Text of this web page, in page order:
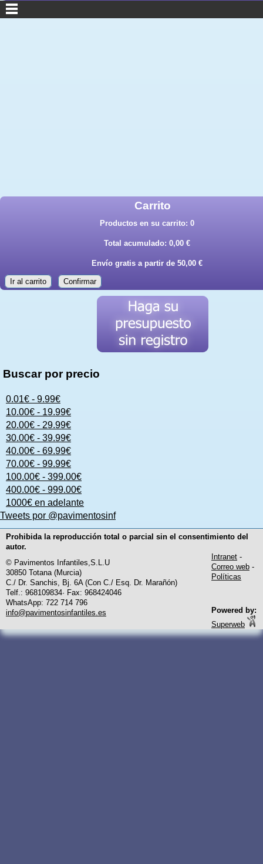
Carrito
Productos en su carrito: 0
Total acumulado: 0,00 €
Envío gratis a partir de 50,00 €
Ir al carrito Confirmar
Buscar por precio
0.01€ - 9.99€
10.00€ - 19.99€
20.00€ - 29.99€
30.00€ - 39.99€
40.00€ - 69.99€
70.00€ - 99.99€
100.00€ - 399.00€
400.00€ - 999.00€
1000€ en adelante
Tweets por @pavimentosinf
Prohibida la reproducción total o parcial sin el consentimiento del
autor.
© Pavimentos Infantiles,S.L.U
30850 Totana (Murcia)
C./ Dr. Sanchis, Bj. 6A (Con C./ Esq. Dr. Marañón)
Telf.: 968109834· Fax: 968424046
WhatsApp: 722 714 796
info@pavimentosinfantiles.es
Intranet -
Correo web -
Políticas
Powered by:
Superweb